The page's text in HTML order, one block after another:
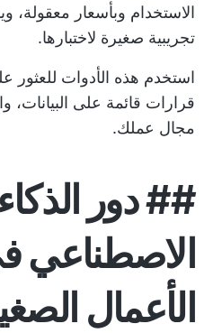
الاستخدام وبأسعار معقولة،
تجريبية صغيرة لاختبارها.
استخدم هذه الأدوات للعثور
قرارات قائمة على
مجال عملك.
##دور الذكاء
الاصطناعي
الأعمال